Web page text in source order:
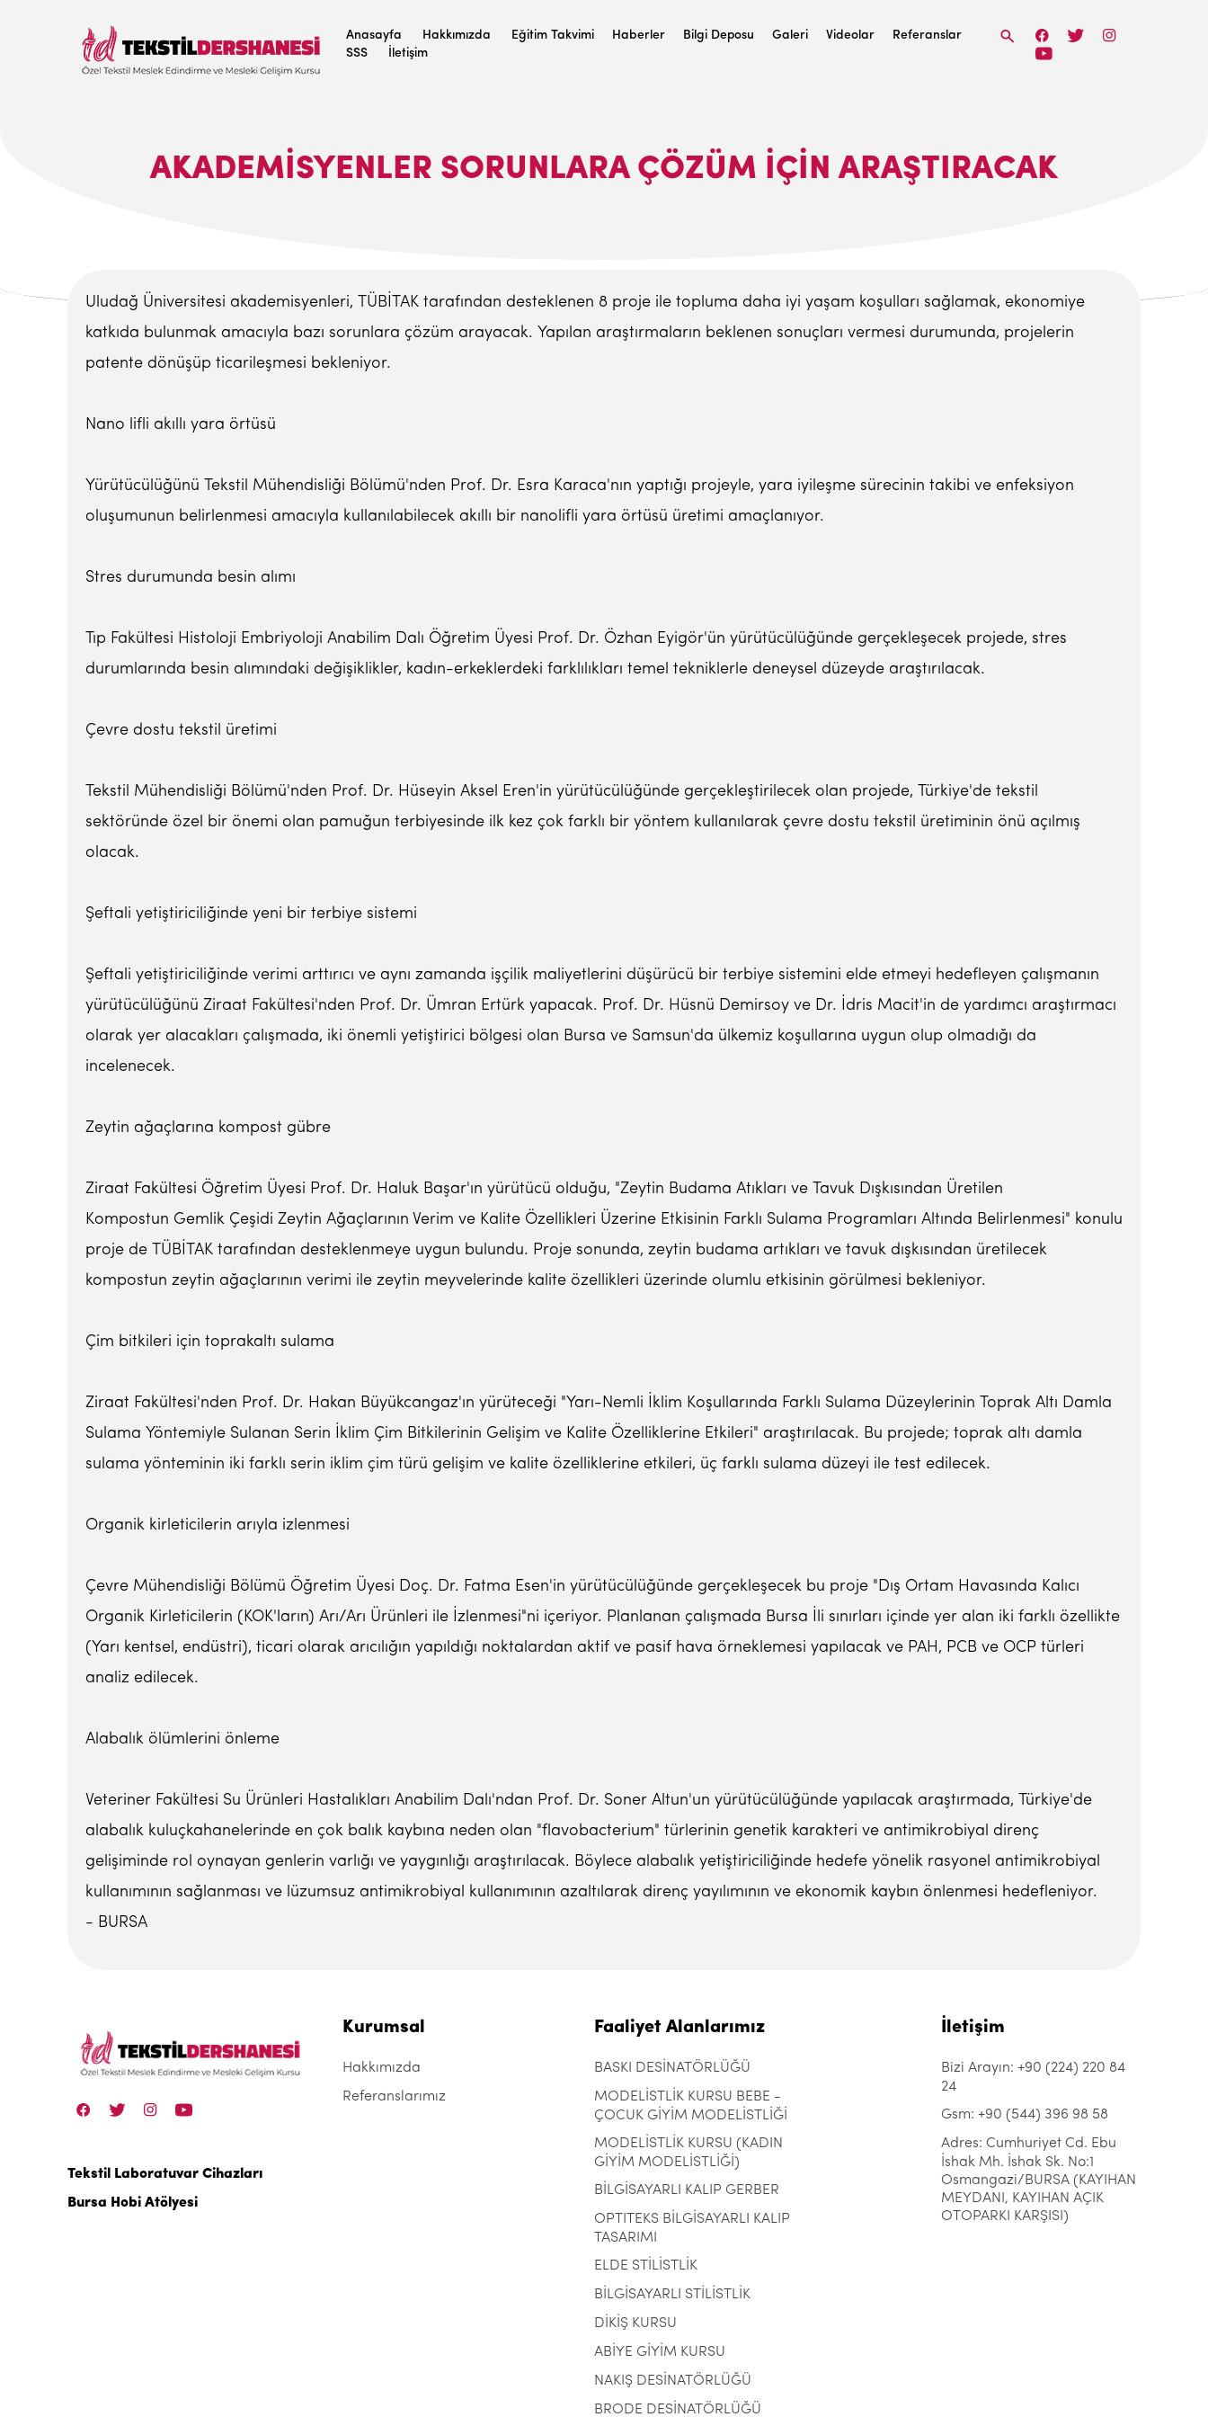
Anasayfa Hakkımızda Eğitim Takvimi Haberler Bilgi Deposu Galeri Videolar
Referanslar
SSS
İletişim
AKADEMISYENLER SORUNLARA ÇÖZÜM İÇIN ARAŞTIRACAK
Uludağ Üniversitesi akademisyenleri, TÜBİTAK tarafından desteklenen 8 proje ile topluma daha iyi yaşam koşulları sağlamak, ekonomiye
katkıda bulunmak amacıyla bazı sorunlara çözüm arayacak. Yapılan araştırmaların beklenen sonuçları vermesi durumunda, projelerin
patente dönüşüp ticarileşmesi bekleniyor.
Nano lifli akıllı yara örtüsü
Yürütücülüğünü Tekstil Mühendisliği Bölümü'nden Prof. Dr. Esra Karaca'nın yaptığı projeyle, yara iyileşme sürecinin takibi ve enfeksiyon
oluşumunun belirlenmesi amacıyla kullanılabilecek akıllı bir nanolifli yara örtüsü üretimi amaçlanıyor.
Stres durumunda besin alımı
Tıp Fakültesi Histoloji Embriyoloji Anabilim Dalı Öğretim Üyesi Prof. Dr. Özhan Eyigör'ün yürütücülüğünde gerçekleşecek projede, stres
durumlarında besin alımındaki değişiklikler, kadın-erkeklerdeki farklılıkları temel tekniklerle deneysel düzeyde araştırılacak.
Çevre dostu tekstil üretimi
Tekstil Mühendisliği Bölümü'nden Prof. Dr. Hüseyin Aksel Eren'in yürütücülüğünde gerçekleştirilecek olan projede, Türkiye'de tekstil
sektöründe özel bir önemi olan pamuğun terbiyesinde ilk kez çok farklı bir yöntem kullanılarak çevre dostu tekstil üretiminin önü açılmış
olacak.
Şeftali yetiştiriciliğinde yeni bir terbiye sistemi
Şeftali yetiştiriciliğinde verimi arttırıcı ve aynı zamanda işçilik maliyetlerini düşürücü bir terbiye sistemini elde etmeyi hedefleyen çalışmanın
yürütücülüğünü Ziraat Fakültesi'nden Prof. Dr. Ümran Ertürk yapacak. Prof. Dr. Hüsnü Demirsoy ve Dr. İdris Macit'in de yardımcı araştırmacı
olarak yer alacakları çalışmada, iki önemli yetiştirici bölgesi olan Bursa ve Samsun'da ülkemiz koşullarına uygun olup olmadığı da
incelenecek.
Zeytin ağaçlarına kompost gübre
Ziraat Fakültesi Öğretim Üyesi Prof. Dr. Haluk Başar'ın yürütücü olduğu, "Zeytin Budama Atıkları ve Tavuk Dışkısından Üretilen
Kompostun Gemlik Çeşidi Zeytin Ağaçlarının Verim ve Kalite Özellikleri Üzerine Etkisinin Farklı Sulama Programları Altında Belirlenmesi" konulu
proje de TÜBİTAK tarafından desteklenmeye uygun bulundu. Proje sonunda, zeytin budama artıkları ve tavuk dışkısından üretilecek
kompostun zeytin ağaçlarının verimi ile zeytin meyvelerinde kalite özellikleri üzerinde olumlu etkisinin görülmesi bekleniyor.
Çim bitkileri için toprakaltı sulama
Ziraat Fakültesi'nden Prof. Dr. Hakan Büyükcangaz'ın yürüteceği "Yarı-Nemli İklim Koşullarında Farklı Sulama Düzeylerinin Toprak Altı Damla
Sulama Yöntemiyle Sulanan Serin İklim Çim Bitkilerinin Gelişim ve Kalite Özelliklerine Etkileri" araştırılacak. Bu projede; toprak altı damla
sulama yönteminin iki farklı serin iklim çim türü gelişim ve kalite özelliklerine etkileri, üç farklı sulama düzeyi ile test edilecek.
Organik kirleticilerin arıyla izlenmesi
Çevre Mühendisliği Bölümü Öğretim Üyesi Doç. Dr. Fatma Esen'in yürütücülüğünde gerçekleşecek bu proje "Dış Ortam Havasında Kalıcı
Organik Kirleticilerin (KOK'ların) Arı/Arı Ürünleri ile İzlenmesi"ni içeriyor. Planlanan çalışmada Bursa İli sınırları içinde yer alan iki farklı özellikte
(Yarı kentsel, endüstri), ticari olarak arıcılığın yapıldığı noktalardan aktif ve pasif hava örneklemesi yapılacak ve PAH, PCB ve OCP türleri
analiz edilecek.
Alabalık ölümlerini önleme
Veteriner Fakültesi Su Ürünleri Hastalıkları Anabilim Dalı'ndan Prof. Dr. Soner Altun'un yürütücülüğünde yapılacak araştırmada, Türkiye'de
alabalık kuluçkahanelerinde en çok balık kaybına neden olan "flavobacterium" türlerinin genetik karakteri ve antimikrobiyal direnç
gelişiminde rol oynayan genlerin varlığı ve yaygınlığı araştırılacak. Böylece alabalık yetiştiriciliğinde hedefe yönelik rasyonel antimikrobiyal
kullanımının sağlanması ve lüzumsuz antimikrobiyal kullanımının azaltılarak direnç yayılımının ve ekonomik kaybın önlenmesi hedefleniyor.
- BURSA
Tekstil Laboratuvar Cihazları
Bursa Hobi Atölyesi
Kurumsal
Hakkımızda
Referanslarımız
Faaliyet Alanlarımız
BASKI DESİNATÖRLÜĞÜ
MODELİSTLİK KURSU BEBE -
ÇOCUK GİYİM MODELİSTLİĞİ
MODELİSTLİK KURSU (KADIN
GİYİM MODELİSTLİĞİ)
BİLGİSAYARLI KALIP GERBER
OPTITEKS BİLGİSAYARLI KALIP
TASARIMI
ELDE STİLİSTLİK
BİLGİSAYARLI STİLİSTLİK
DİKİŞ KURSU
ABİYE GİYİM KURSU
NAKIŞ DESİNATÖRLÜĞÜ
BRODE DESİNATÖRLÜĞÜ
İletişim
Bizi Arayın: +90 (224) 220 84
24
Gsm: +90 (544) 396 98 58
Adres: Cumhuriyet Cd. Ebu
İshak Mh. İshak Sk. No:1
Osmangazi/BURSA (KAYIHAN
MEYDANI, KAYIHAN AÇIK
OTOPARKI KARŞISI)